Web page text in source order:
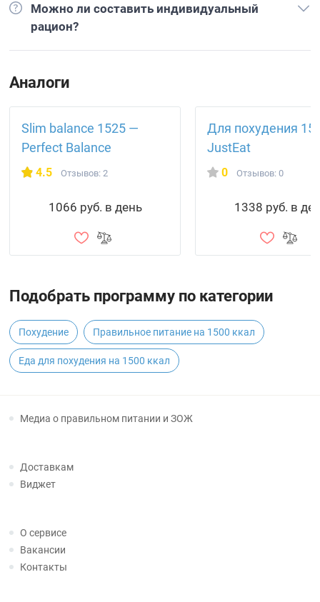
Можно ли составить индивидуальный
рацион?
Аналоги
Slim balance 1525 —
Perfect Balance
4.5 Отзывов: 2
1066 руб. в день
Для похудения
JustEat
0 Отзывов: 0
1338 руб. в
Подобрать программу по категории
Похудение Правильное питание на 1500 ккал
Еда для похудения на 1500 ккал
Медиа о правильном питании и ЗОЖ
Доставкам
Виджет
О сервисе
Вакансии
Контакты